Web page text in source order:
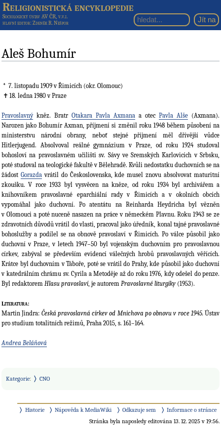
Religionistická encyklopedie
Sociologický ústav AV ČR, v.v.i.
hlavní editor: Zdeněk R. Nešpor
Aleš Bohumír
7. listopadu 1909v Řimicích (okr. Olomouc)
18. ledna 1980v Praze
Pravoslavnýkněz. Bratr Otakara Pavla Axmana a otec Pavla Alše (Axmana).
Narozen jako Bohumír Axman, příjmení si změnil roku 1948 během působení na
ministerstvu národní obrany, neboť stejné příjmení měl dřívější vůdce
Hitlerjugend. Absolvoval reálné gymnázium v Praze, od roku 1924 studoval
bohosloví na pravoslavném učilišti sv. Sávy ve Sremských Karlovicích v Srbsku,
poté studoval na teologické fakultě v Bělehradě. Kvůli nedostatku duchovních se na
žádost Gorazdavrátil do Československa, kde musel znovu absolvovat maturitní
zkoušku. V roce 1933 byl vysvěcen na kněze, od roku 1934 byl archivářem a
knihovníkem pravoslavné eparchiální rady v Řimicích a v okolních obcích
vypomáhal jako duchovní. Po atentátu na Reinharda Heydricha byl vězněn
v Olomouci a poté nuceně nasazen na práce v německém Plavnu. Roku 1943 se ze
zdravotních důvodů vrátil do vlasti, pracoval jako úředník, konal tajné pravoslavné
bohoslužby a podílel se na obnově pravoslaví v Řimicích. Po válce působil jako
duchovní v Praze, v letech 1947–50 byl vojenským duchovním pro pravoslavnou
církev, zabýval se především evidencí válečných hrobů pravoslavných věřících.
Krátce byl duchovním v Táboře, poté se vrátil do Prahy, kde působil jako duchovní
v katedrálním chrámu sv. Cyrila a Metoděje až do roku 1976, kdy odešel do penze.
Byl redaktorem Hlasu pravoslaví, je autorem Pravoslavné liturgiky (1953).
Literatura:
Martin Jindra: Česká pravoslavná církev od Mnichova po obnovu v roce 1945.Ústav
pro studium totalitních režimů, Praha 2015, s. 161–164.
Andrea Beláňová
Kategorie: CNO
Historie Nápověda k MediaWiki Odkazuje sem
Informace o stránce
Stránka byla naposledy editována 13. 12. 2025 v 19:56.